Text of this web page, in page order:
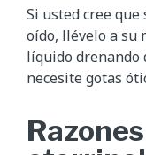
Si usted cree
oído, llévelo a su
líquido drenando
necesite gotas